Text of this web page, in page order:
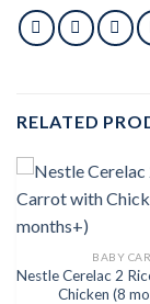
RELATED
BABY
Nestle Cerelac 2
Chicken (8